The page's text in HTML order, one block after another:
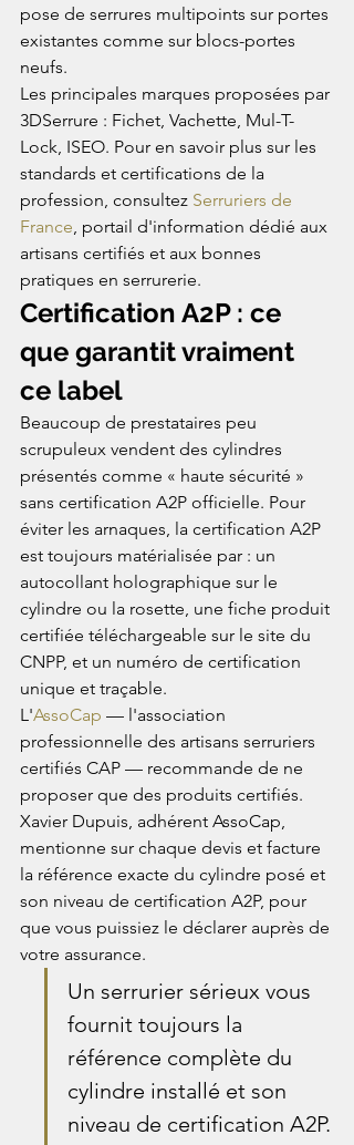
pose de serrures multipoints sur portes
existantes comme sur blocs-portes
neufs.
Les principales marques proposées par
3DSerrure : Fichet, Vachette, Mul-T-
Lock, ISEO. Pour en savoir plus sur les
standards et certifications de la
profession, consultez Serruriers de
France, portail d'information dédié aux
artisans certifiés et aux bonnes
pratiques en serrurerie.
Certification A2P : ce
que garantit vraiment
ce label
Beaucoup de prestataires peu
scrupuleux vendent des cylindres
présentés comme « haute sécurité »
sans certification A2P officielle. Pour
éviter les arnaques, la certification A2P
est toujours matérialisée par : un
autocollant holographique sur le
cylindre ou la rosette, une fiche produit
certifiée téléchargeable sur le site du
CNPP, et un numéro de certification
unique et traçable.
L'AssoCap — l'association
professionnelle des artisans serruriers
certifiés CAP — recommande de ne
proposer que des produits certifiés.
Xavier Dupuis, adhérent AssoCap,
mentionne sur chaque devis et facture
la référence exacte du cylindre posé et
son niveau de certification A2P, pour
que vous puissiez le déclarer auprès de
votre assurance.
Un serrurier sérieux vous
fournit toujours la
référence complète du
cylindre installé et son
niveau de certification A2P.